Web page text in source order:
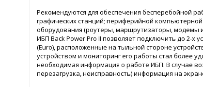
Рекомендуются для обеспечения бесперебойной
графических станций; периферийной
оборудования (роутеры, маршрутизаторы, модемы и
ИБП Back Power Pro II позволяет подключить до 2-
(Euro), расположенные на тыльной стороне
устройством и мониторинг его работы стал более
необходимая информация о работе ИБП. В случае
перезагрузка, неисправность) информация на